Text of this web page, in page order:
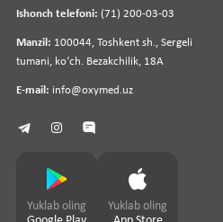
Ishonch telefoni: (71) 200-03-03
Manzil: 100044, Toshkent sh., Sergeli
tumani, koʻch. Bezakchilik, 18A
E-mail: info@oxymed.uz
Yuklab oling
Yuklab oling